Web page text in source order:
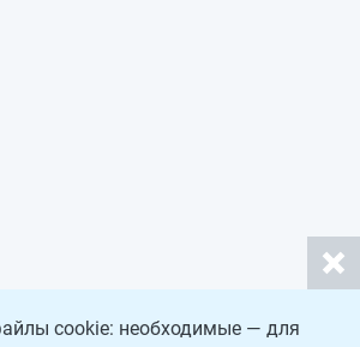
cookie: необходимые — для